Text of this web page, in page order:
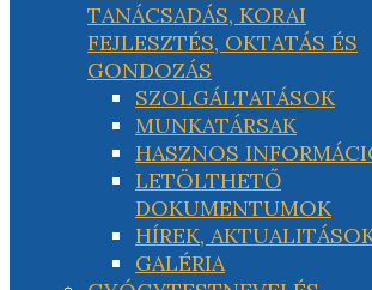
TANÁCSADÁS, KORAI
FEJLESZTÉS, OKTATÁS ÉS
GONDOZÁS
SZOLGÁLTATÁSOK
MUNKATÁRSAK
HASZNOS
LETÖLTHETŐ
DOKUMENTUMOK
HÍREK,
GALÉRIA